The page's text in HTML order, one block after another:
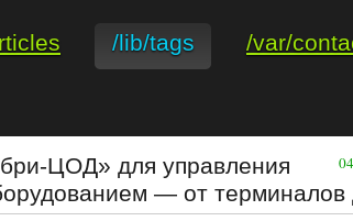
/lib/tags /var/
ЦОД» для управления
— от терминалов